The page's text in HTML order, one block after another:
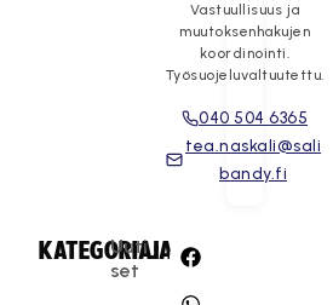
Vastuullisuus ja
muutoksenhakujen
koordinointi.
Työsuojeluvaltuutettu.
040 504 6365
tea.naskali@sali
bandy.fi
KATEGORIA:
Uuti
set
JAA: